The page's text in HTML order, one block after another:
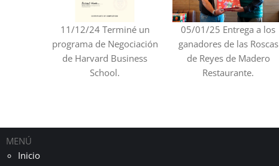
11/12/24 Terminé un
programa de Negociación
de Harvard Business
School.
05/01/25 Entrega a los
ganadores de las Roscas
de Reyes de Madero
Restaurante.
MENÚ
Inicio